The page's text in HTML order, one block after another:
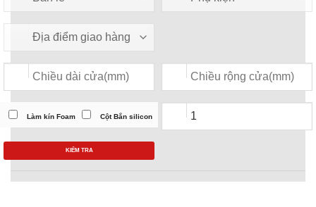
Làm kín Foam Cột Bắn silicon
KIỂM TRA